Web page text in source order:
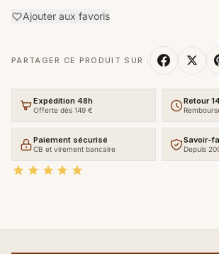
Ajouter aux favoris
PARTAGER CE PRODUIT SUR :
Expédition 48h
Offerte dès 149 €
Retour
Paiement sécurisé
CB et virement bancaire
Savoir-
Depuis
    